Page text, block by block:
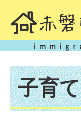
子育て